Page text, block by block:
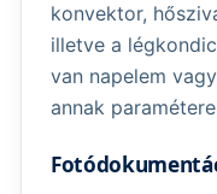
konvektor,
illetve a
van napelem
annak